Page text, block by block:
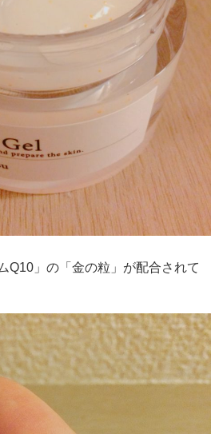
Q10」の「金の粒」が配合されて